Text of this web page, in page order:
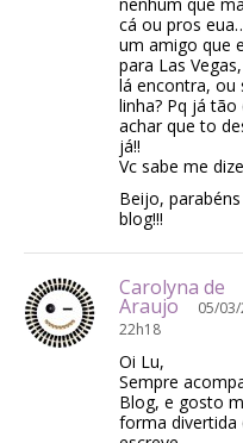
nenhum que
cá ou pros
um amigo que
para Las
lá encontra, ou
linha? Pq já tão
achar que to
já!!
Vc sabe me
Beijo,
blog!!!
Carolyna de
Araujo
05/
22h18
Oi Lu,
Sempre
Blog, e gosto
forma divertida